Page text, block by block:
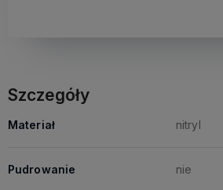
Szczegóły
Materiał nitryl
Pudrowanie nie